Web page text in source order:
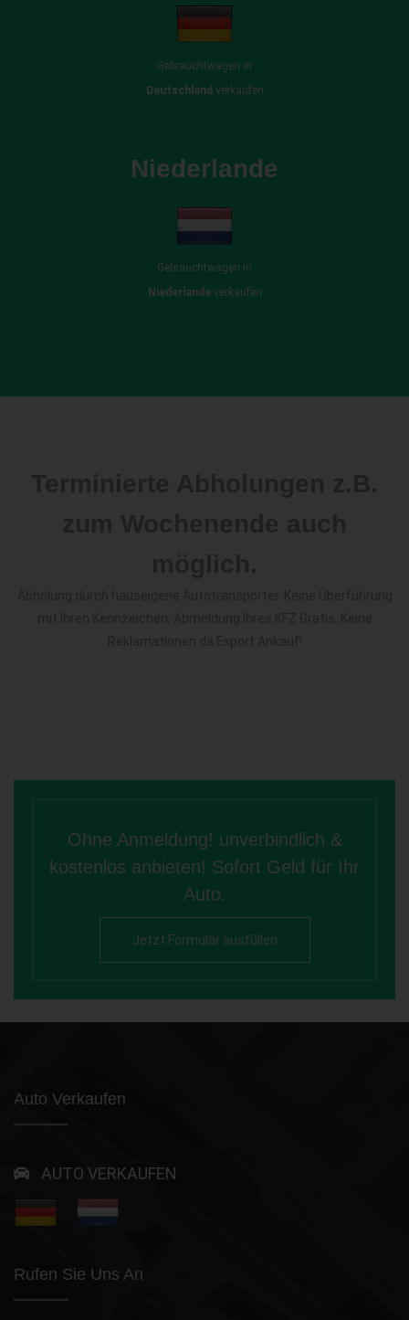
Gebrauchtwagen in
Deutschland verkaufen
Niederlande
Gebrauchtwagen in
Niederlandeverkaufen
Ohne Anmeldung! unverbindlich &
kostenlos anbieten! Sofort Geld für Ihr
Auto.
Jetzt Formular ausfüllen
Auto Verkaufen
AUTO VERKAUFEN
Rufen Sie Uns An